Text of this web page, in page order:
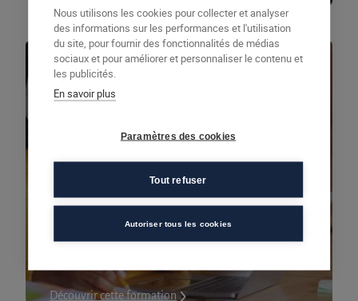
Prépa-apprentissage CFA égalité
Découvrir cette formation
Nous utilisons les cookies pour collecter et analyser
des informations sur les performances et l'utilisation
du site, pour fournir des fonctionnalités de médias
sociaux et pour améliorer et personnaliser le contenu et
les publicités.
En savoir plus
Paramètres des cookies
Tout refuser
Autoriser tous les cookies